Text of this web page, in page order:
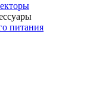
питания